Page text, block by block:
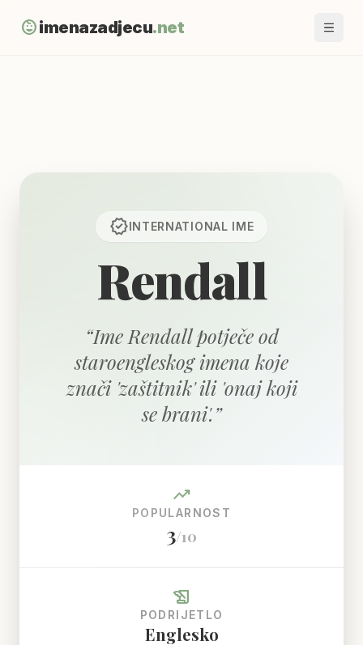
child_careimenazadjecu.net
verifiedINTERNATIONAL IME
Rendall
“Ime Rendall potječe od
staroengleskog imena koje
znači 'zaštitnik' ili 'onaj koji
se brani'.”
trending_up
POPULARNOST
3/10
history_edu
PODRIJETLO
Englesko